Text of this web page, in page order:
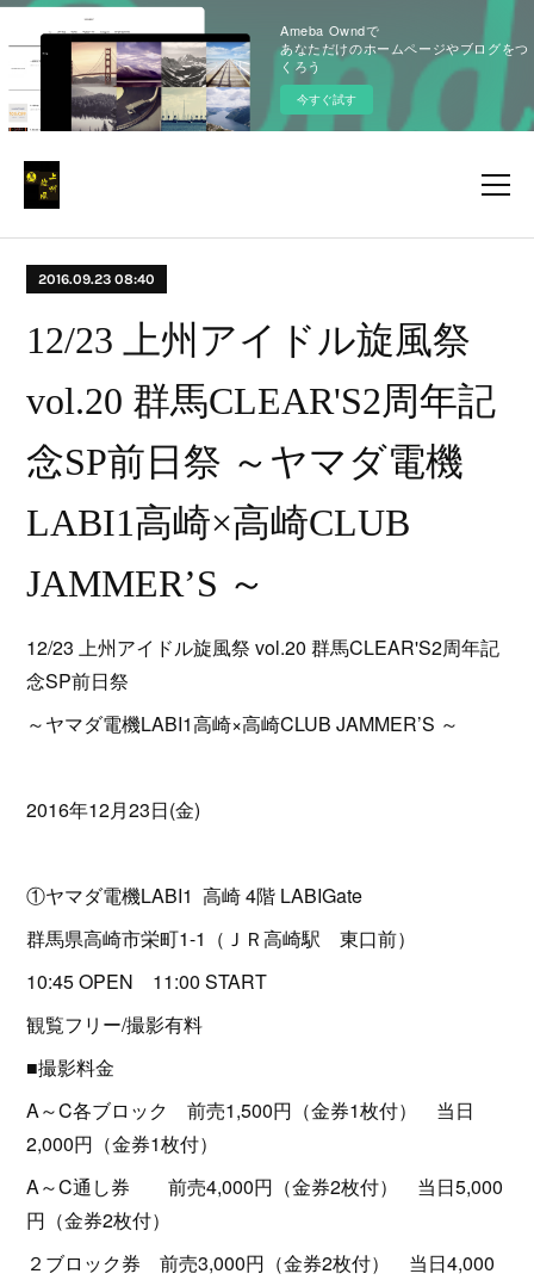
Ameba Owndで
あなただけのホームページやブログをつ
くろう
今すぐ試す
2016.09.23 08:40
12/23 上州アイドル旋風祭
vol.20 群馬CLEAR'S2周年記
念SP前日祭 ～ヤマダ電機
LABI1高崎×高崎CLUB
JAMMER’S ～
12/23 上州アイドル旋風祭 vol.20 群馬CLEAR'S2周年記
念SP前日祭
～ヤマダ電機LABI1高崎×高崎CLUB JAMMER’S ～
2016年12月23日(金)
①ヤマダ電機LABI1 高崎 4階 LABIGate
群馬県高崎市栄町1-1（ＪＲ高崎駅 東口前）
10:45 OPEN 11:00 START
観覧フリー/撮影有料
■撮影料金
A～C各ブロック 前売1,500円（金券1枚付） 当日
2,000円（金券1枚付）
A～C通し券 前売4,000円（金券2枚付） 当日5,000
円（金券2枚付）
２ブロック券 前売3,000円（金券2枚付） 当日4,000